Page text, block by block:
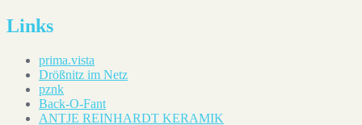
Links
prima.vista
Drößnitz im Netz
pznk
Back-O-Fant
ANTJE REINHARDT KERAMIK